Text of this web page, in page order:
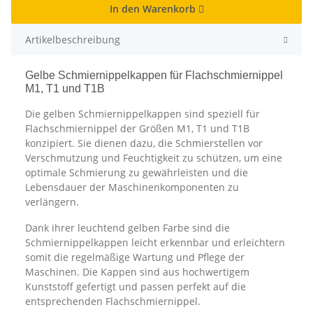
In den Warenkorb
Artikelbeschreibung
Gelbe Schmiernippelkappen für Flachschmiernippel
M1, T1 und T1B
Die gelben Schmiernippelkappen sind speziell für
Flachschmiernippel der Größen M1, T1 und T1B
konzipiert. Sie dienen dazu, die Schmierstellen vor
Verschmutzung und Feuchtigkeit zu schützen, um eine
optimale Schmierung zu gewährleisten und die
Lebensdauer der Maschinenkomponenten zu
verlängern.
Dank ihrer leuchtend gelben Farbe sind die
Schmiernippelkappen leicht erkennbar und erleichtern
somit die regelmäßige Wartung und Pflege der
Maschinen. Die Kappen sind aus hochwertigem
Kunststoff gefertigt und passen perfekt auf die
entsprechenden Flachschmiernippel.